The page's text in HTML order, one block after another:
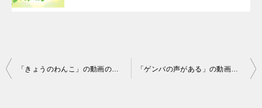
投
「きょうのわんこ」の動画の見逃し配信はどこでされてる？ 「ゲンバの声がある」の動画の見逃し配信と再放送はある？